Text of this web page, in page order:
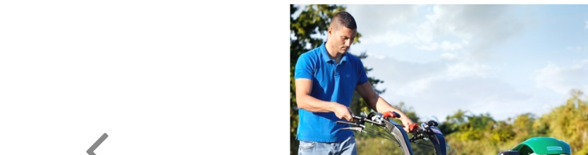
Tondeuses Robot
Remorques
Occasions